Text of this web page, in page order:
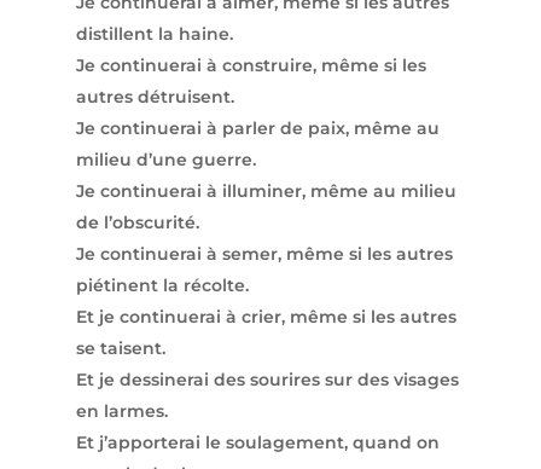
distillent la haine.
Je continuerai à construire, même si les
autres détruisent.
Je continuerai à parler de paix, même au
milieu d’une guerre.
Je continuerai à illuminer, même au milieu
de l’obscurité.
Je continuerai à semer, même si les autres
piétinent la récolte.
Et je continuerai à crier, même si les autres
se taisent.
Et je dessinerai des sourires sur des visages
en larmes.
Et j’apporterai le soulagement, quand on